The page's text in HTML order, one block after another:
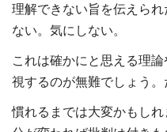
理解できない旨を伝えら
ない。気にしない。
これは確かにと思える理
視するのが無難でしょう。
慣れるまでは大変かもし